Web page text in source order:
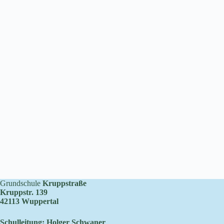
Grundschule Kruppstraße
Kruppstr. 139
42113 Wuppertal
Schulleitung: Holger Schwaner